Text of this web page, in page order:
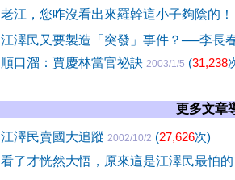
老江，您咋沒看出來羅幹這小子夠陰的！
江澤民又要製造「突發」事件？──李長
順口溜：賈慶林當官祕訣 2003/1/5 (31,238
更多文章
江澤民賣國大追蹤 2002/10/2 (27,626次)
看了才恍然大悟，原來這是江澤民最怕的